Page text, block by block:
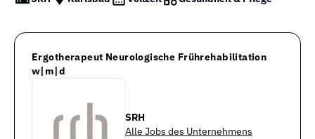
Ergotherapeut Neurologische Frührehabilitation
w|m|d
SRH
Alle Jobs des Unternehmens